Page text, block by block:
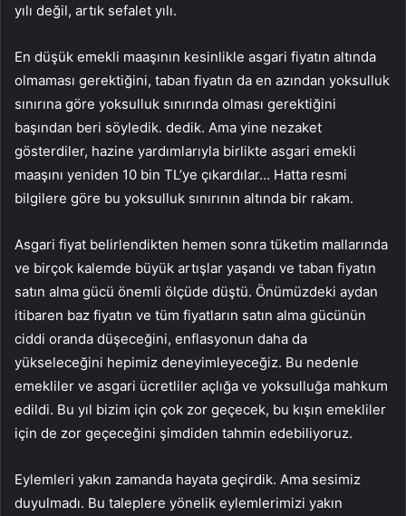
yılı değil, artık sefalet yılı.
En düşük emekli maaşının kesinlikle asgari fiyatın altında
olmaması gerektiğini, taban fiyatın da en azından yoksulluk
sınırına göre yoksulluk sınırında olması gerektiğini
başından beri söyledik. dedik. Ama yine nezaket
gösterdiler, hazine yardımlarıyla birlikte asgari emekli
maaşını yeniden 10 bin TL’ye çıkardılar… Hatta resmi
bilgilere göre bu yoksulluk sınırının altında bir rakam.
Asgari fiyat belirlendikten hemen sonra tüketim mallarında
ve birçok kalemde büyük artışlar yaşandı ve taban fiyatın
satın alma gücü önemli ölçüde düştü. Önümüzdeki aydan
itibaren baz fiyatın ve tüm fiyatların satın alma gücünün
ciddi oranda düşeceğini, enflasyonun daha da
yükseleceğini hepimiz deneyimleyeceğiz. Bu nedenle
emekliler ve asgari ücretliler açlığa ve yoksulluğa mahkum
edildi. Bu yıl bizim için çok zor geçecek, bu kışın emekliler
için de zor geçeceğini şimdiden tahmin edebiliyoruz.
Eylemleri yakın zamanda hayata geçirdik. Ama sesimiz
duyulmadı. Bu taleplere yönelik eylemlerimizi yakın